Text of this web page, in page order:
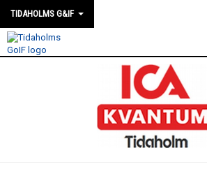
TIDAHOLMS G&IF